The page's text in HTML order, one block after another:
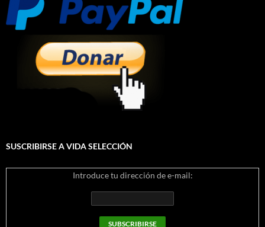
SUSCRIBIRSE A VIDA SELECCIÓN
Introduce tu dirección de e-mail: